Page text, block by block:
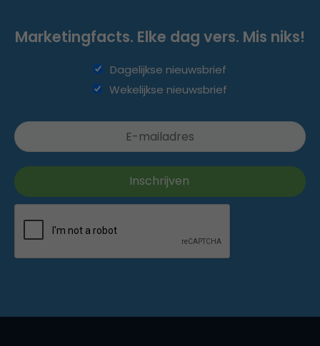
Marketingfacts. Elke dag vers. Mis niks!
Dagelijkse nieuwsbrief
Wekelijkse nieuwsbrief